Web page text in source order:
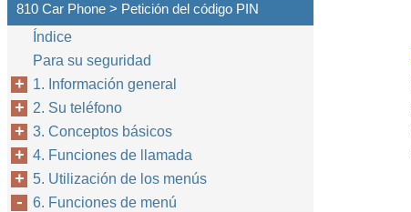
810 Car Phone > Petición del código PIN
Índice
Para su seguridad
1. Información general
2. Su teléfono
3. Conceptos básicos
4. Funciones de llamada
5. Utilización de los menús
6. Funciones de menú